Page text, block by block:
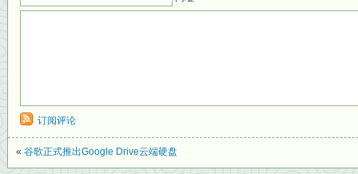
订阅评论
« 谷歌正式推出Google Drive云端硬盘